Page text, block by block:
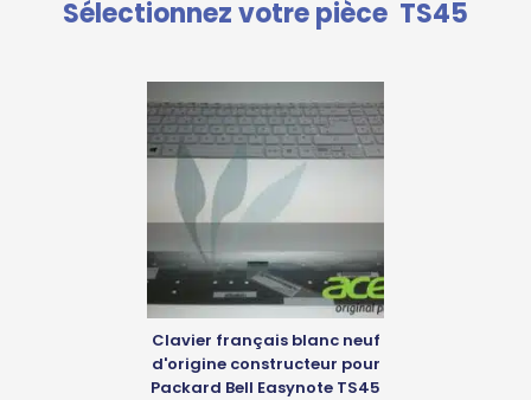
Sélectionnez votre pièce TS45
Clavier français blanc neuf
d'origine constructeur pour
Packard Bell Easynote TS45